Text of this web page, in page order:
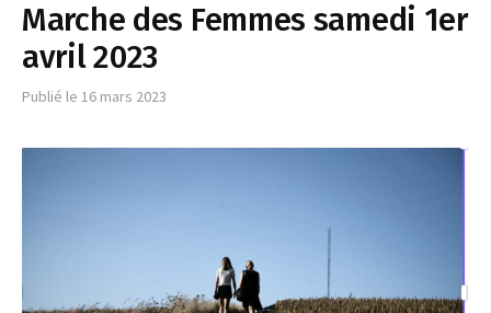
Marche des Femmes samedi 1er
avril 2023
Publié le 16 mars 2023